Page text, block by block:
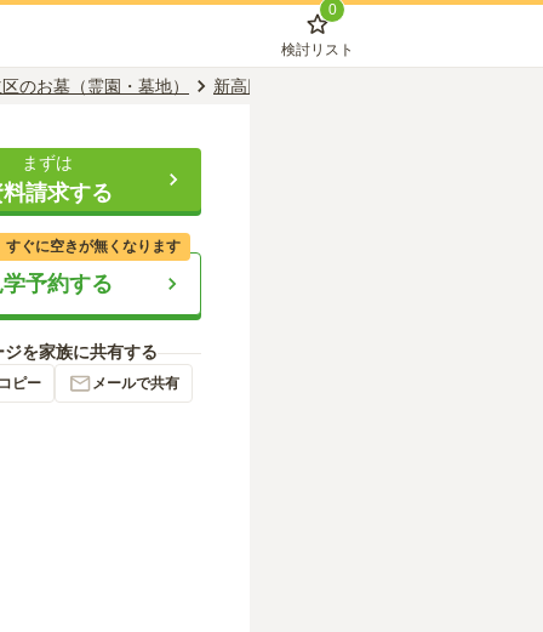
0
検討リスト
のお墓（霊園・墓地） 新高円寺駅のお墓（霊園・墓地）
まずは
請求する
予約する
すぐに空きが無くなります
ジを家族に共有する
ピー メールで共有